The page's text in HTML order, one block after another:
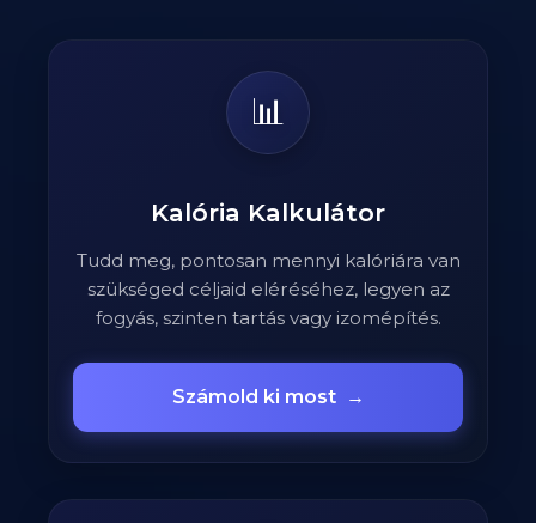
📊
Kalória Kalkulátor
Tudd meg, pontosan mennyi kalóriára van
szükséged céljaid eléréséhez, legyen az
fogyás, szinten tartás vagy izomépítés.
Számold ki most →